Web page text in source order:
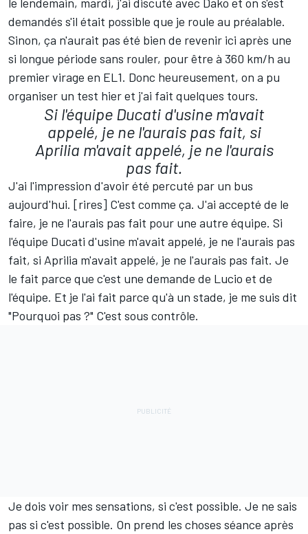
demandés s'il était possible que je roule au préalable.
Sinon, ça n'aurait pas été bien de revenir ici après une
si longue période sans rouler, pour être à 360 km/h au
premier virage en EL1. Donc heureusement, on a pu
organiser un test hier et j'ai fait quelques tours.
Si l'équipe Ducati d'usine m'avait
appelé, je ne l'aurais pas fait, si
Aprilia m'avait appelé, je ne l'aurais
pas fait.
J'ai l'impression d'avoir été percuté par un bus
aujourd'hui. [rires] C'est comme ça. J'ai accepté de le
faire, je ne l'aurais pas fait pour une autre équipe. Si
l'équipe Ducati d'usine m'avait appelé, je ne l'aurais pas
fait, si Aprilia m'avait appelé, je ne l'aurais pas fait. Je
le fait parce que c'est une demande de Lucio et de
l'équipe. Et je l'ai fait parce qu'à un stade, je me suis dit
"Pourquoi pas ?" C'est sous contrôle.
Je dois voir mes sensations, si c'est possible. Je ne sais
pas si c'est possible. On prend les choses séance après